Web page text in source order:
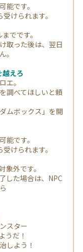
です。
けられます。
でです。
取った後は、翌日
。
えろ
エ。
調べてほしいと頼
ムボックス」を開
です。
けられます。
外です。
した場合は、NPC
スター
うだ！
しよう！